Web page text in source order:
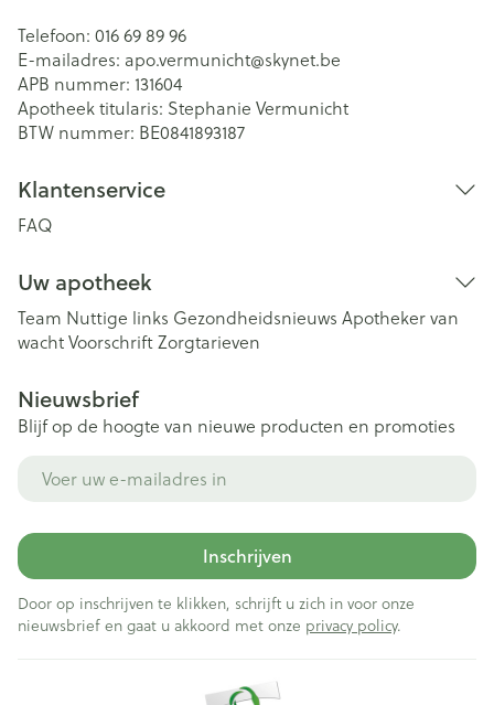
Telefoon: 016 69 89 96
E-mailadres: apo.vermunicht@skynet.be
APB nummer: 131604
Apotheek titularis: Stephanie Vermunicht
BTW nummer: BE0841893187
Klantenservice
FAQ
Uw apotheek
Team Nuttige links Gezondheidsnieuws Apotheker van
wachtVoorschriftZorgtarieven
Nieuwsbrief
Blijf op de hoogte van nieuwe producten en promoties
Inschrijven
Door op inschrijven te klikken, schrijft u zich in voor onze
nieuwsbrief en gaat u akkoord met onze privacy policy.